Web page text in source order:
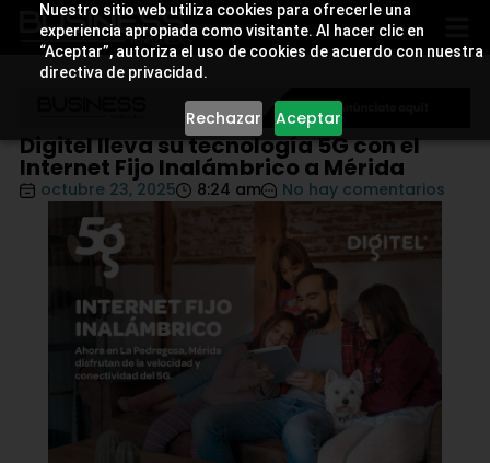
Nuestro sitio web utiliza cookies para ofrecerle una
experiencia apropiada como visitante. Al hacer clic en
“Aceptar”, autoriza el uso de cookies de acuerdo con nuestra
directiva de privacidad.
Rechazar Aceptar
Digitel lleva su tecnología 5G con el
Internet Fijo Inalámbrico a Mérida
octubre 23, 2025 8:24 am No hay comentarios